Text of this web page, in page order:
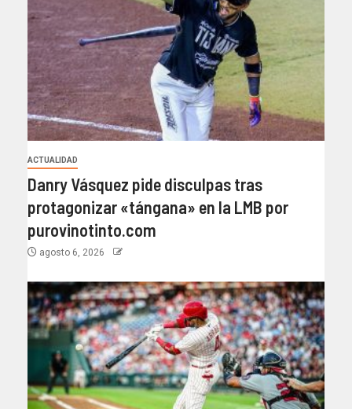
ACTUALIDAD
Danry Vásquez pide disculpas tras
protagonizar «tángana» en la LMB por
purovinotinto.com
agosto 6, 2026